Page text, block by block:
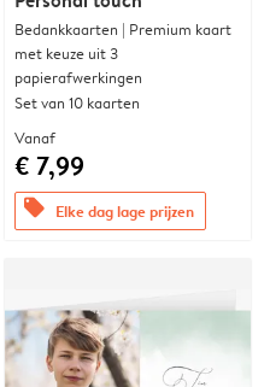
Bedankkaarten | Premium kaart
met keuze uit 3
papierafwerkingen
Set van 10 kaarten
Vanaf
€ 7,99
offers Elke dag lage prijzen